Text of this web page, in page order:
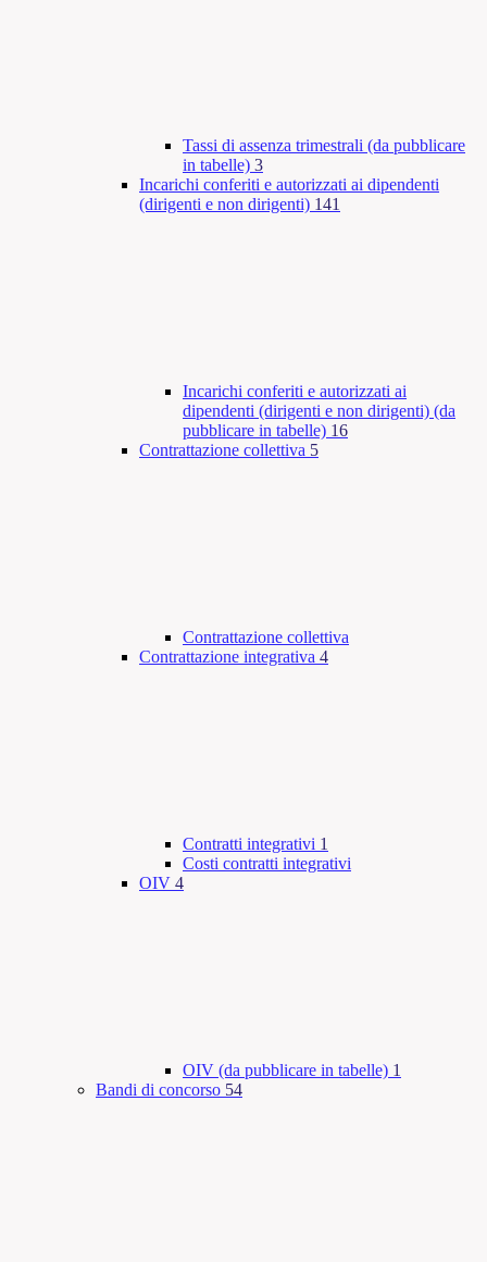
Tassi di assenza trimestrali (da pubblicare
in tabelle) 3
Incarichi conferiti e autorizzati ai dipendenti
(dirigenti e non dirigenti) 141
Incarichi conferiti e autorizzati ai
dipendenti (dirigenti e non dirigenti) (da
pubblicare in tabelle) 16
Contrattazione collettiva 5
Contrattazione collettiva
Contrattazione integrativa 4
Contratti integrativi 1
Costi contratti integrativi
OIV 4
OIV (da pubblicare in tabelle) 1
Bandi di concorso 54